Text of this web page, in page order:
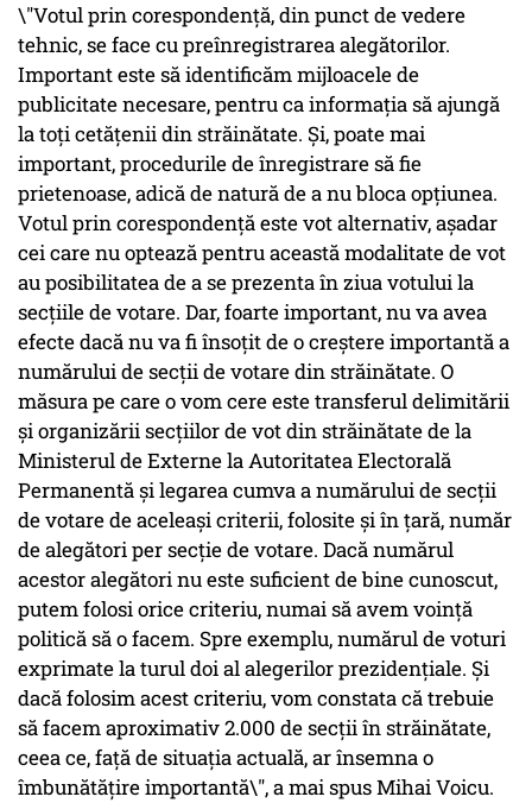
\"Votul prin corespondență, din punct de vedere
tehnic, se face cu preînregistrarea alegătorilor.
Important este să identificăm mijloacele de
publicitate necesare, pentru ca informația să ajungă
la toți cetățenii din străinătate. Și, poate mai
important, procedurile de înregistrare să fie
prietenoase, adică de natură de a nu bloca opțiunea.
Votul prin corespondență este vot alternativ, așadar
cei care nu optează pentru această modalitate de vot
au posibilitatea de a se prezenta în ziua votului la
secțiile de votare. Dar, foarte important, nu va avea
efecte dacă nu va fi însoțit de o creștere importantă a
numărului de secții de votare din străinătate. O
măsura pe care o vom cere este transferul delimitării
și organizării secțiilor de vot din străinătate de la
Ministerul de Externe la Autoritatea Electorală
Permanentă și legarea cumva a numărului de secții
de votare de aceleași criterii, folosite și în țară, număr
de alegători per secție de votare. Dacă numărul
acestor alegători nu este suficient de bine cunoscut,
putem folosi orice criteriu, numai să avem voință
politică să o facem. Spre exemplu, numărul de voturi
exprimate la turul doi al alegerilor prezidențiale. Și
dacă folosim acest criteriu, vom constata că trebuie
să facem aproximativ 2.000 de secții în străinătate,
ceea ce, față de situația actuală, ar însemna o
îmbunătățire importantă\", a mai spus Mihai Voicu.